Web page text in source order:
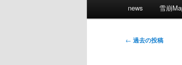
メ
サ
news 雪崩
投
← 過去の投稿